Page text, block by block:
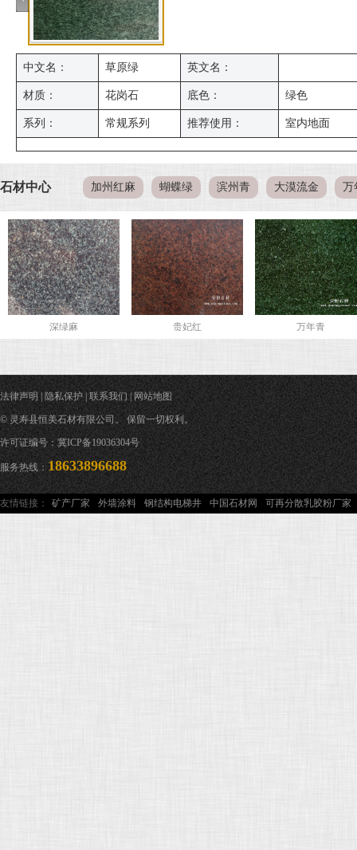
中文名： 草原绿 英文名：
材质： 花岗石 底色： 绿色
系列： 常规系列 推荐使用： 室内地面
石材中心 加州红麻 蝴蝶绿 滨州青 大漠流金 万
深绿麻 贵妃红 万年青
法律声明 隐私保护| 联系我们| 网站地图
© 灵寿县恒美石材有限公司。 保留一切权利。
许可证编号：冀ICP备19036304号
服务热线： 18633896688
友情链接： 矿产厂家 外墙涂料 钢结构电梯井 中国石材网 可再分散乳胶粉厂家